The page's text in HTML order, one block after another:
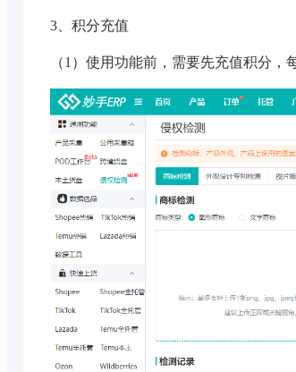
3、积分充值
（1）使用功能前，需要先充值积分